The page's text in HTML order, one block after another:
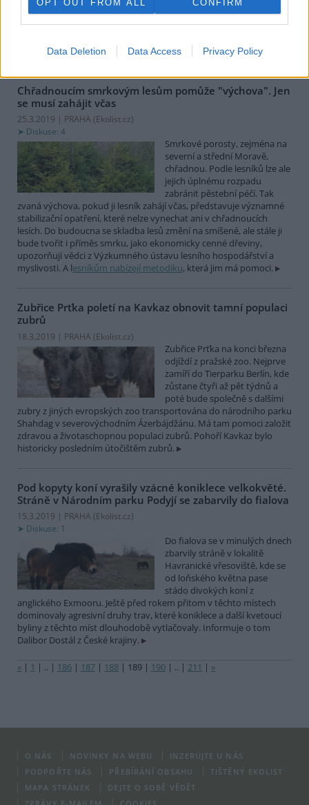
OPT OUT FROM ALL CONFIRM
Data Deletion Data Access Privacy Policy
dokáže zadržet a postupně
uvolňovat. Víme také, že stromy se „živí“ oxidem uhličitým a vyrábí
vody v krajině i role pro utváření klimatických jevů je ale složitější.
Chřadnoucím smrkovým lesům pomůže "výchova". Jen
se musí zahájit včas
25.3.2019 | PRAHA (Ekolist.cz)
Diskuse: 4
Smrkové porosty, zejména na
severní a střední Moravě,
chřadnou. Podle lesníků lze ale
jejich úplnému rozpadu
zabránit pěstební péčí. Tak
zvaná výchova, pokud ji lesník zahájí včas, představuje významné
stabilizační opatření, které nelze vynechat ani v chřadnoucích
lesích. Do budoucna se skladba lesů změní na smíšené, ale stále ji
bude tvořit i příměs smrku, jako ekonomicky cenné dřeviny,
upozorňují vědci z Výzkumného ústavu lesního hospodářství a
myslivosti. A lesníkům nabízejí metodiku, která jim má pomoci.
Zubřice Prťka poletí na Kavkaz obnovit tamní populaci
zubrů
18.3.2019 | PRAHA (Ekolist.cz)
Zubřice Prťka na konci března
odjíždí z pražské zoo. Nejprve
zamíří do Tierparku Berlín, kde
zůstane čtyři až pět týdnů a
poté bude společně s dalšími
zubry z jiných evropských zoo transportována do národního parku
Shahdag v severovýchodním Ázerbájdžánu. Má tam pomoci založit
zdravou a životaschopnou populaci zubrů. Pohoří Kavkaz bylo
historicky posledním útočištěm zubrů.
Pod kopyty koní vyrašily vzácné koniklece velkokvěté.
Stráně v Národním parku Podyjí se zabarvily do fialova
15.3.2019 | PRAHA (Ekolist.cz)
Diskuse: 1
Do fialova se v minulých dnech
zbarvily stráně v lokalitě
Havranické vřesoviště, kde se
od loňského května pase
stádo divokých koní z
anglického Exmooru. Ještě před rokem přitom v těchto místech
dominovaly agresivní druhy trav, které koniklece a další kvetoucí
byliny z těchto míst dlouhodobě vytlačovaly. Informuje o tom
Dalibor Dostál z České krajiny.
« | 1 | .. | 186 | 187 | 188 | 189 | 190 | .. | 211 | »
O NÁS NOVINKY NA WEBU
INZERUJTE U NÁS
PODPOŘTE NÁS
PŘEBÍRÁNÍ OBSAHU
TIŠTĚNÝ EKOLIST
MAPA STRÁNEK
DEJTE O SOBĚ VĚDĚT